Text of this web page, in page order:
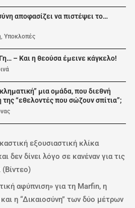
αποφασίζει να πιστέψει το…
,Υποκλοπές
– Και η θεούσα έμεινε κάγκελο!
μια ομάδα, που διεθνή
“εθελοντές που σώζουν σπίτια”;
εξουσιαστική κλίκα
δεν δίνει λόγο σε κανέναν για τις
(Βίντεο)
αφύπνιση» για τη Marfin, η
η “Δικαιοσύνη” των δύο μέτρων